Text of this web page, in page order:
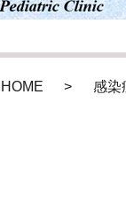
HOME 感染